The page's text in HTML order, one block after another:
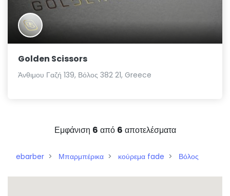
Golden Scissors
Άνθιμου Γαζή 139, Βόλος 382 21, Greece
Εμφάνιση 6 από 6 αποτελέσματα
ebarber Μπαρμπέρικα κούρεμα fade Βόλος